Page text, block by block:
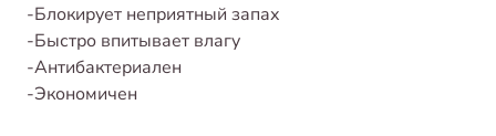
-Блокирует неприятный запах
-Быстро впитывает влагу
-Антибактериален
-Экономичен